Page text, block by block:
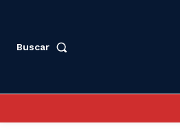
Buscar